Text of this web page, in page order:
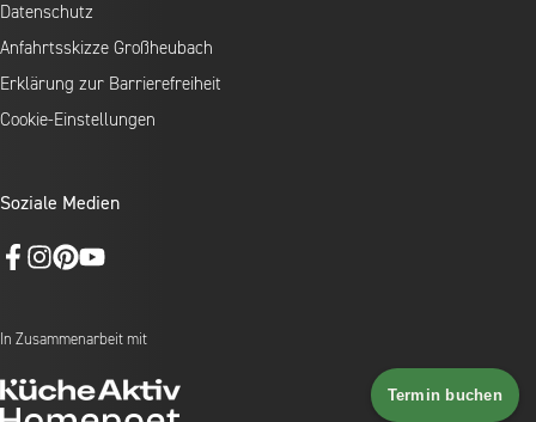
Datenschutz
Anfahrtsskizze Großheubach
Erklärung zur Barrierefreiheit
Cookie-Einstellungen
Soziale Medien
In Zusammenarbeit mit
Termin buchen